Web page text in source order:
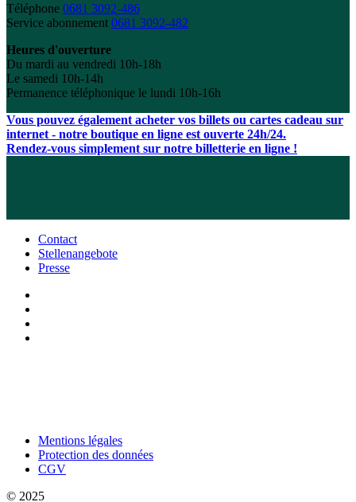
Téléphone 0681 3092-486
Service abonnement 0681 3092-482
Heures d'ouverture
Du mardi au vendredi 10h-18h
Le samedi 10h-14h
Permanence téléphonique le lundi 10h-16h
Vous pouvez également acheter vos billets ou cartes cadeau sur
internet - notre boutique en ligne est ouverte 24h/24.
Rendez-vous simplement sur notre billetterie en ligne !
Contact
Stellenangebote
Presse
Mentions légales
Protection des données
CGV
© 2025